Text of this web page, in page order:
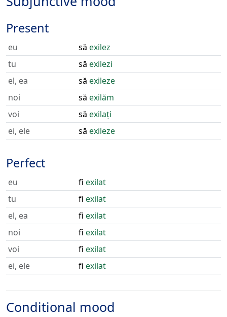
Present
eu să exilez
tu
să exilezi
el, ea
să exileze
noi
să exilăm
voi
să exilați
ei, ele
să exileze
Perfect
eu fi exilat
tu
fi exilat
el, ea
fi exilat
noi
fi exilat
voi
fi exilat
ei, ele
fi exilat
Conditional mood